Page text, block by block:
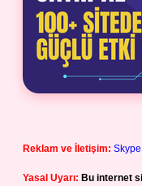
Reklam ve İletişim:
Yasal Uyarı: Bu internet